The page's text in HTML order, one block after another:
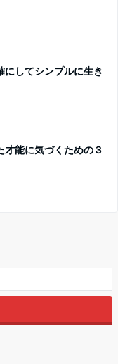
にしてシンプルに生き
才能に気づくための３